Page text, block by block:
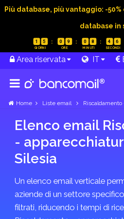
Più database, più vantaggio: -
database in
1 5 0 9 0 8 4 6
Area riservata IT
Home Liste email Riscaldamento
Elenco email
-
Silesia
Un elenco email verticale
aziende di un settore
filtrati, riducendo i tempi di